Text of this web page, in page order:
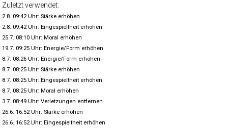
Zuletzt verwendet:
2.8. 09:42 Uhr: Stärke erhöhen
2.8. 09:42 Uhr: Eingespieltheit erhöhen
25.7. 08:10 Uhr: Moral erhöhen
19.7. 09:25 Uhr: Energie/Form erhöhen
8.7. 08:26 Uhr: Energie/Form erhöhen
8.7. 08:25 Uhr: Stärke erhöhen
8.7. 08:25 Uhr: Eingespieltheit erhöhen
8.7. 08:25 Uhr: Moral erhöhen
3.7. 08:49 Uhr: Verletzungen entfernen
26.6. 16:52 Uhr: Stärke erhöhen
26.6. 16:52 Uhr: Eingespieltheit erhöhen